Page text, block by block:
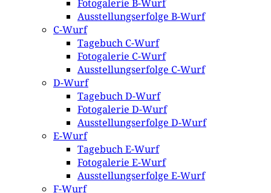
Fotogalerie B-Wurf
Ausstellungserfolge B-Wurf
C-Wurf
Tagebuch C-Wurf
Fotogalerie C-Wurf
Ausstellungserfolge C-Wurf
D-Wurf
Tagebuch D-Wurf
Fotogalerie D-Wurf
Ausstellungserfolge D-Wurf
E-Wurf
Tagebuch E-Wurf
Fotogalerie E-Wurf
Ausstellungserfolge E-Wurf
F-Wurf